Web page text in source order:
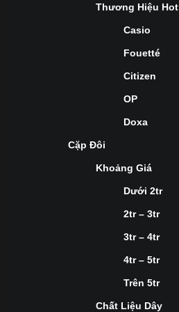
Thương Hiệu Hot
Casio
Fouetté
Citizen
OP
Doxa
Cặp Đôi
Khoảng Giá
Dưới 2tr
2tr – 3tr
3tr – 4tr
4tr – 5tr
Trên 5tr
Chất Liệu Dây